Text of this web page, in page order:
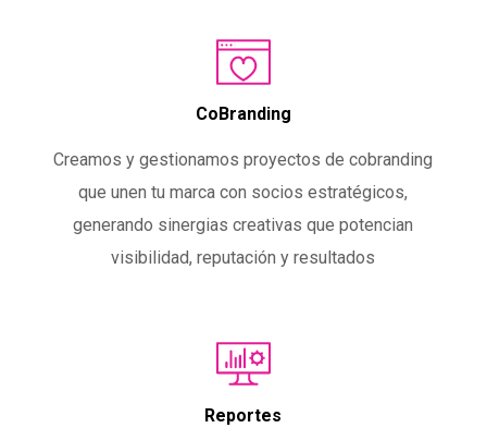
CoBranding
Creamos y gestionamos proyectos de cobranding
que unen tu marca con socios estratégicos,
generando sinergias creativas que potencian
visibilidad, reputación y resultados
Reportes